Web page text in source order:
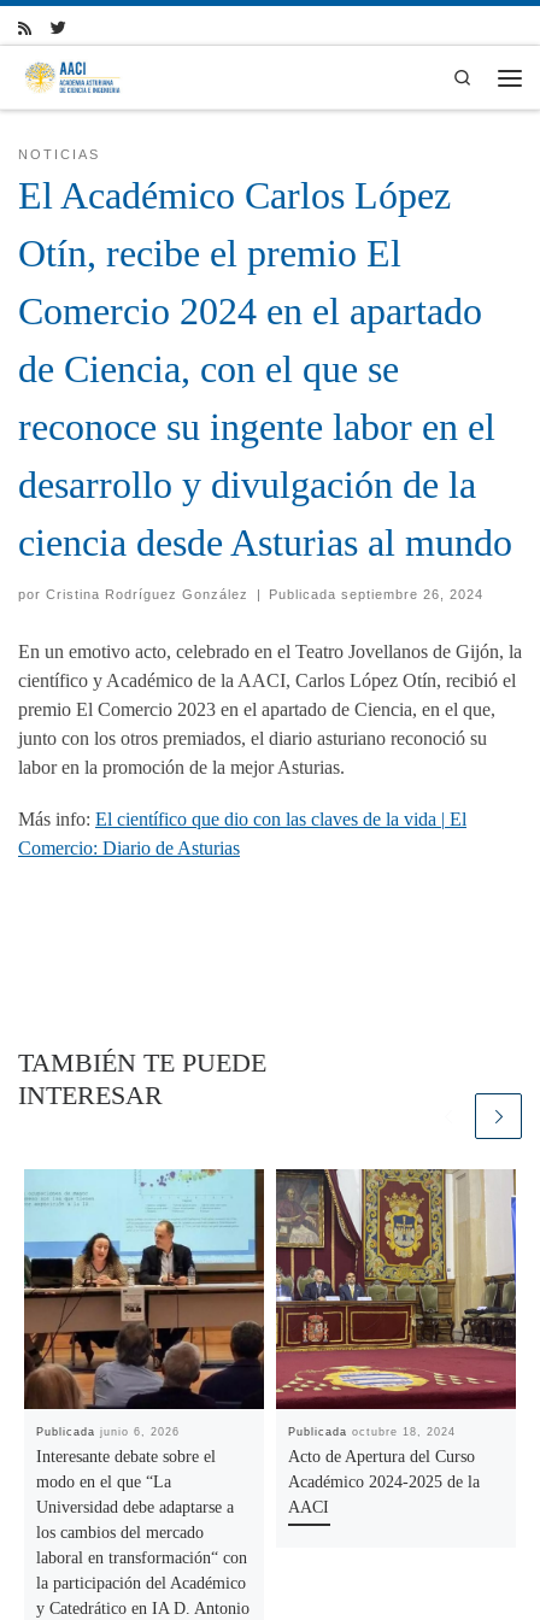
Skip to content
Search
NOTICIAS
El Académico Carlos López
Otín, recibe el premio El
Comercio 2024 en el apartado
de Ciencia, con el que se
reconoce su ingente labor en el
desarrollo y divulgación de la
ciencia desde Asturias al mundo
por Cristina Rodríguez González | Publicadaseptiembre 26, 2024
En un emotivo acto, celebrado en el Teatro Jovellanos de Gijón, la
científico y Académico de la AACI, Carlos López Otín, recibió el
premio El Comercio 2023 en el apartado de Ciencia, en el que,
junto con los otros premiados, el diario asturiano reconoció su
labor en la promoción de la mejor Asturias.
Más info: El científico que dio con las claves de la vida | El
Comercio: Diario de Asturias
TAMBIÉN TE PUEDE
INTERESAR
Publicadajunio 6, 2026
Interesante debate sobre el
modo en el que “La
Universidad debe adaptarse a
los cambios del mercado
laboral en transformación“ con
la participación del Académico
y Catedrático en IA D. Antonio
Publicadaoctubre 18, 2024
Acto de Apertura del Curso
Académico 2024-2025 de la
AACI